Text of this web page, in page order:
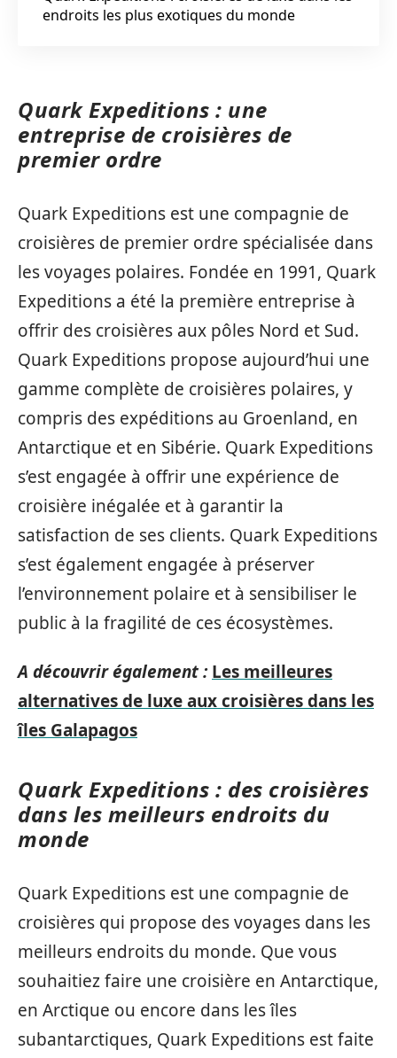
endroits les plus exotiques du monde
Quark Expeditions : une
entreprise de croisières de
premier ordre
Quark Expeditions est une compagnie de
croisières de premier ordre spécialisée dans
les voyages polaires. Fondée en 1991, Quark
Expeditions a été la première entreprise à
offrir des croisières aux pôles Nord et Sud.
Quark Expeditions propose aujourd’hui une
gamme complète de croisières polaires, y
compris des expéditions au Groenland, en
Antarctique et en Sibérie. Quark Expeditions
s’est engagée à offrir une expérience de
croisière inégalée et à garantir la
satisfaction de ses clients. Quark Expeditions
s’est également engagée à préserver
l’environnement polaire et à sensibiliser le
public à la fragilité de ces écosystèmes.
A découvrir également : Les meilleures
alternatives de luxe aux croisières dans les
îles Galapagos
Quark Expeditions : des croisières
dans les meilleurs endroits du
monde
Quark Expeditions est une compagnie de
croisières qui propose des voyages dans les
meilleurs endroits du monde. Que vous
souhaitiez faire une croisière en Antarctique,
en Arctique ou encore dans les îles
subantarctiques, Quark Expeditions est faite